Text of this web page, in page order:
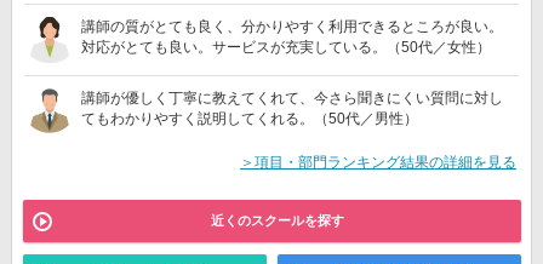
講師の質がとても良く、分かりやすく利用できるところが良い。
対応がとても良い。サービスが充実している。（50代／女性）
講師が優しく丁寧に教えてくれて、今さら聞きにくい質問に対し
てもわかりやすく説明してくれる。（50代／男性）
＞項目・部門ランキング結果の詳細を見る
近くのスクールを探す